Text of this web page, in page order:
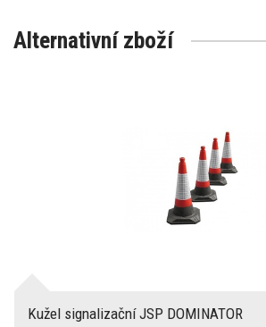
Alternativní zboží
Kužel signalizační JSP DOMINATOR